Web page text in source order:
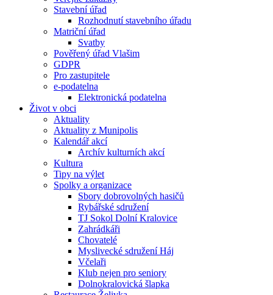
Stavební úřad
Rozhodnutí stavebního úřadu
Matriční úřad
Svatby
Pověřený úřad Vlašim
GDPR
Pro zastupitele
e-podatelna
Elektronická podatelna
Život v obci
Aktuality
Aktuality z Munipolis
Kalendář akcí
Archív kulturních akcí
Kultura
Tipy na výlet
Spolky a organizace
Sbory dobrovolných hasičů
Rybářské sdružení
TJ Sokol Dolní Kralovice
Zahrádkáři
Chovatelé
Myslivecké sdružení Háj
Včelaři
Klub nejen pro seniory
Dolnokralovická šlapka